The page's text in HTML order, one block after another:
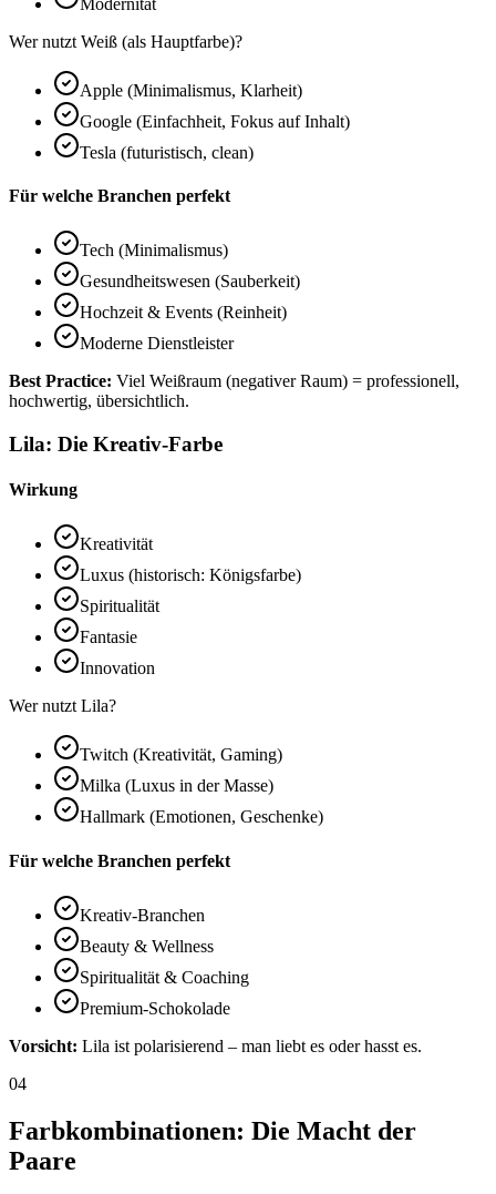
Wer nutzt Weiß (als Hauptfarbe)?
Apple (Minimalismus, Klarheit)
Google (Einfachheit, Fokus auf Inhalt)
Tesla (futuristisch, clean)
Für welche Branchen perfekt
Tech (Minimalismus)
Gesundheitswesen (Sauberkeit)
Hochzeit & Events (Reinheit)
Moderne Dienstleister
Best Practice: Viel Weißraum (negativer Raum) = professionell,
hochwertig, übersichtlich.
Lila: Die Kreativ-Farbe
Wirkung
Kreativität
Luxus (historisch: Königsfarbe)
Spiritualität
Fantasie
Innovation
Wer nutzt Lila?
Twitch (Kreativität, Gaming)
Milka (Luxus in der Masse)
Hallmark (Emotionen, Geschenke)
Für welche Branchen perfekt
Kreativ-Branchen
Beauty & Wellness
Spiritualität & Coaching
Premium-Schokolade
Vorsicht: Lila ist polarisierend – man liebt es oder hasst es.
04
Farbkombinationen: Die Macht der
Paare